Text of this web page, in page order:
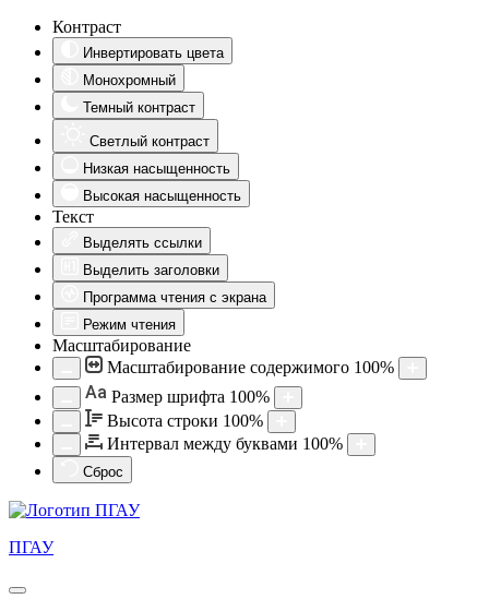
Контраст
Инвертировать цвета
Монохромный
Темный контраст
Светлый контраст
Низкая насыщенность
Высокая насыщенность
Текст
Выделять ссылки
Выделить заголовки
Программа чтения с экрана
Режим чтения
Масштабирование
Масштабирование содержимого 100%
Aa Размер шрифта 100%
Высота строки 100%
Интервал между буквами 100%
Сброс
ПГАУ